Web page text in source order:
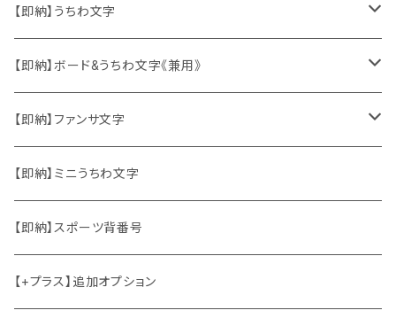
【即納】うちわ文字
ソロ・歌手&タレント
韓国ソロ・歌手&タレント
東方神起
竜宮城
2PM
【即納】ボード&うちわ文字《兼用》
ソロ・歌手&タレント
韓国ソロ・歌手&タレント
東方神起
2PM
【即納】ファンサ文字
日本語&英語
ハングル
中国語
【即納】ミニうちわ文字
【即納】スポーツ背番号
【+プラス】追加オプション